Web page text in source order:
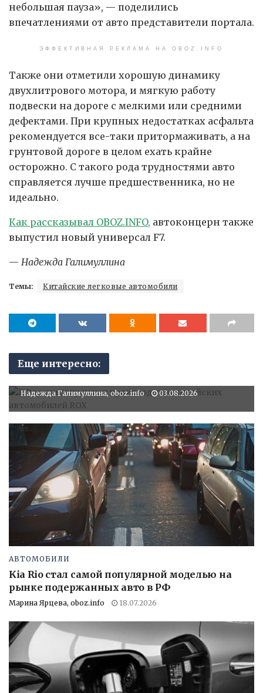
небольшая пауза», — поделились
впечатлениями от авто представители портала.
ЭФФЕКТИВНАЯ РЕКЛАМА НА OBOZ.INFO
Также они отметили хорошую динамику
двухлитрового мотора, и мягкую работу
подвески на дороге с мелкими или средними
дефектами. При крупных недостатках асфальта
рекомендуется все-таки притормаживать, а на
грунтовой дороге в целом ехать крайне
осторожно. С такого рода трудностями авто
справляется лучше предшественника, но не
идеально.
Как рассказывал OBOZ.INFO, автоконцерн также
выпустил новый универсал F7.
— Надежда Галимуллина
Темы: Китайские легковые автомобили
Еще интересно:
В России запускают производство
китайских автомобилей ROX
Надежда Галимуллина, oboz.info 03.08.2026
АВТОМОБИЛИ
Kia Rio стал самой популярной моделью на
рынке подержанных авто в РФ
Марина Ярцева, oboz.info 18.07.2026